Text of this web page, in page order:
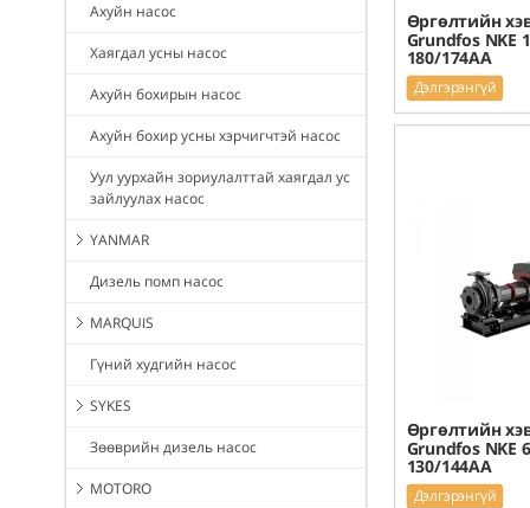
Ахуйн насос
Хаягдал усны насос
Ахуйн бохирын насос
Ахуйн бохир усны хэрчигчтэй насос
Уул уурхайн зориулалттай хаягдал ус
зайлуулах насос
YANMAR
Дизель помп насос
MARQUIS
Гүний худгийн насос
SYKES
Зөөврийн дизель насос
MOTORO
Өргөлтийн
Grundfos NKE
180/174AA
Дэлгэрэнгүй
Өргөлтийн
Grundfos NKE
130/144AA
Дэлгэрэнгүй